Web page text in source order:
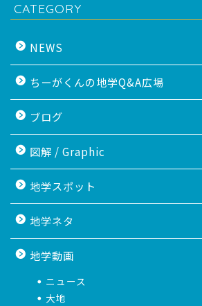
CATEGORY
NEWS
ちーがくんの地学Q&A広場
ブログ
図解 / Graphic
地学スポット
地学ネタ
地学動画
ニュース
大地